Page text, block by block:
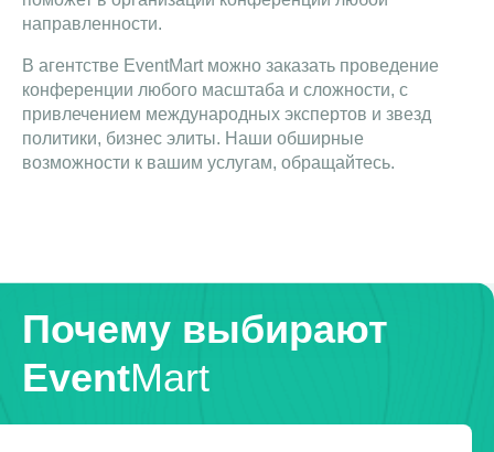
направленности.
В агентстве EventMart можно заказать проведение
конференции любого масштаба и сложности, с
привлечением международных экспертов и звезд
политики, бизнес элиты. Наши обширные
возможности к вашим услугам, обращайтесь.
Почему выбирают
EventMart